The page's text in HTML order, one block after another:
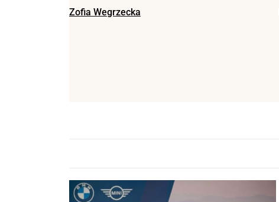
Zofia Wegrzecka